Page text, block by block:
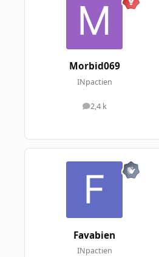
Morbid069
INpactien
2,4 k
messages
Favabien
INpactien